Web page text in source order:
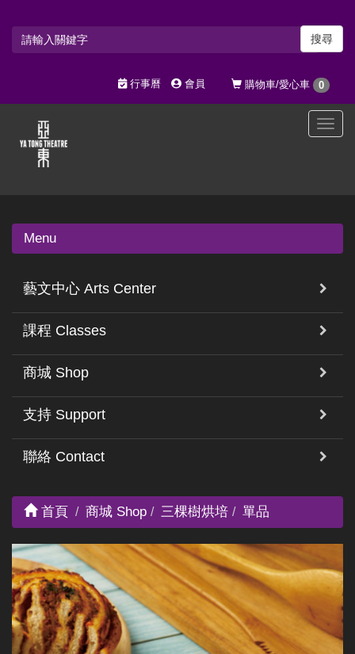
搜尋
購物車/愛心車 0
行事曆 會員
選
Menu
藝文中心 Arts Center
課程 Classes
商城 Shop
支持 Support
聯絡 Contact
首頁 商城 Shop 三棵樹烘培 單品